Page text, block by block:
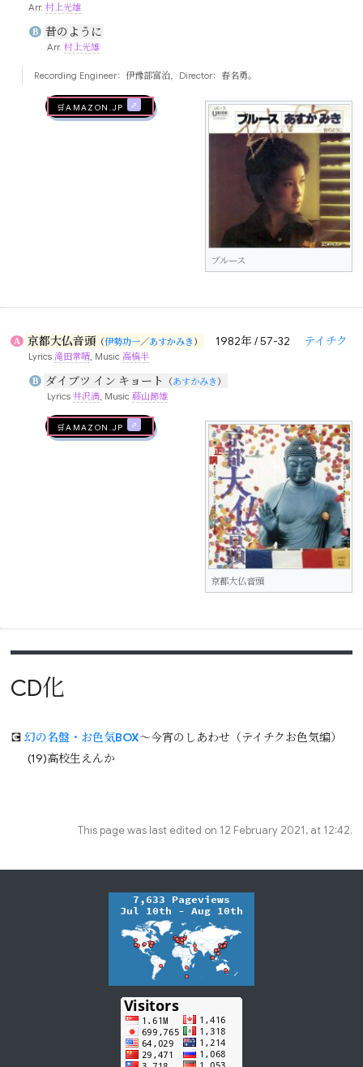
Arr.村上光雄
B 昔のように
Arr. 村上光雄
Recording Engineer： 伊豫部富治，Director：春名勇。
ブルース
🛒AMAZON.jp
A 京都大仏音頭 （伊勢功一／あすかみき） 1982年 / 57-32 テイチク
Lyrics滝田常晴 , Music高橋半
B ダイブツ イン キョート （あすかみき）
Lyrics 井沢満, Music 藤山節雄
京都大仏音頭
🛒AMAZON.jp
CD化
💽幻の名盤・お色気BOX～今宵のしあわせ（テイチクお色気编）
(19)高校生えんか
This page was last edited on 12 February 2021, at 12:42.